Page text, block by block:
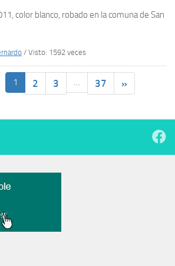
color blanco, robado en la comuna de San
/ Visto: 1592 veces
1 2 3 … 37 »